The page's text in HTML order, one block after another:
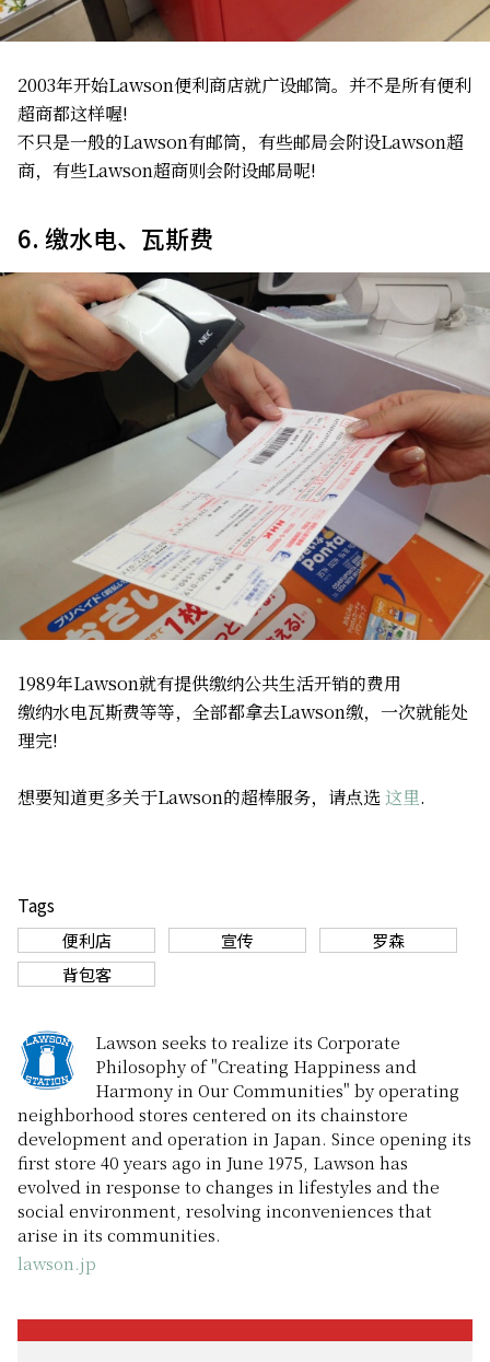
2003年开始Lawson便利商店就广设邮筒。并不是所有便利
超商都这样喔!
不只是一般的Lawson有邮筒，有些邮局会附设Lawson超
商，有些Lawson超商则会附设邮局呢!
6. 缴水电、瓦斯费
1989年Lawson就有提供缴纳公共生活开销的费用
缴纳水电瓦斯费等等，全部都拿去Lawson缴，一次就能处
理完!
想要知道更多关于Lawson的超棒服务，请点选这里.
Tags
便利店 宣传
罗森
背包客
Lawson seeks to realize its Corporate
Philosophy of "Creating Happiness and
Harmony in Our Communities" by operating
neighborhood stores centered on its chainstore
development and operation in Japan. Since opening its
first store 40 years ago in June 1975, Lawson has
evolved in response to changes in lifestyles and the
social environment, resolving inconveniences that
arise in its communities.
lawson.jp